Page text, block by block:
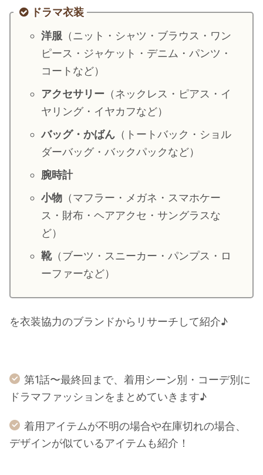
・岡田将生
平野紫耀
田中圭
女子アナ衣装
バラエティ番組衣裳
ドラマ衣装
洋服 （ニット・シャツ・ブラウス・ワン
ピース・ジャケット・デニム・パンツ・
コートなど）
アクセサリー （ネックレス・ピアス・イ
ヤリング・イヤカフなど）
バッグ・かばん （トートバック・ショル
ダーバッグ・バックパックなど）
腕時計
小物 （マフラー・メガネ・スマホケー
ス・財布・ヘアアクセ・サングラスな
ど）
靴（ブーツ・スニーカー・パンプス・ロ
ーファーなど）
を衣装協力のブランドからリサーチして紹介♪
第1話〜最終回まで、着用シーン別・コーデ別に
ドラマファッションをまとめていきます♪
着用アイテムが不明の場合や在庫切れの場合、
デザインが似ているアイテムも紹介！